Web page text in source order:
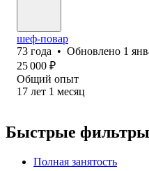
шеф-повар
73 года • Обновлено 1
25 000 ₽
Общий опыт
17 лет 1 месяц
Быстрые фильтры
Полная занятость